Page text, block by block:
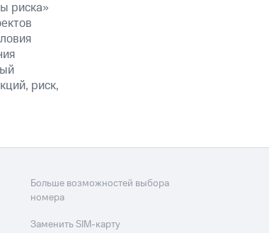
риска»
риск,
Больше возможностей выбора
номера
Заменить SIM-карту